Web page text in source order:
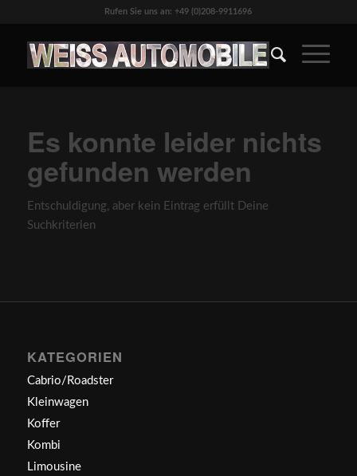
Rufen Sie uns an: +49 (0)208-9911696
Es konnte leider nichts
gefunden werden
Entschuldigung, aber kein Eintrag erfüllt Deine
Suchkriterien
KATEGORIEN
Cabrio/Roadster
Kleinwagen
Koffer
Kombi
Limousine